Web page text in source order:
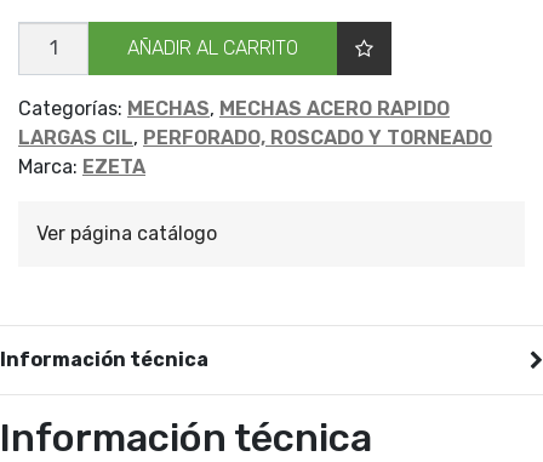
MECHA
CILIND
6.25
cantidad
AÑADIR AL CARRITO
Categorías: MECHAS, MECHAS ACERO RAPIDO
LARGAS CIL, PERFORADO, ROSCADO Y TORNEADO
Marca: EZETA
Ver página catálogo
Información técnica
Información técnica